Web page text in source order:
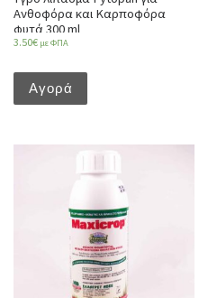
Ανθοφόρα και Καρποφόρα
φυτά 300 ml
3.50€ με ΦΠΑ
Αγορά